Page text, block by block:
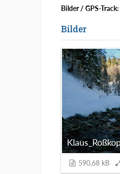
Bilder / GPS-Track:
Bilder
590,68 kB